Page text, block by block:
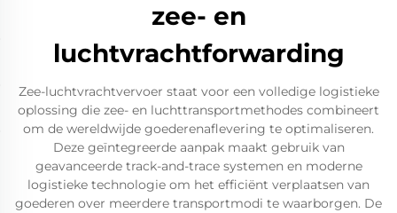
zee- en
luchtvrachtforwarding
Zee-luchtvrachtvervoer staat voor een volledige logistieke
oplossing die zee- en luchttransportmethodes combineert
om de wereldwijde goederenaflevering te optimaliseren.
Deze geïntegreerde aanpak maakt gebruik van
geavanceerde track-and-trace systemen en moderne
logistieke technologie om het efficiënt verplaatsen van
goederen over meerdere transportmodi te waarborgen. De